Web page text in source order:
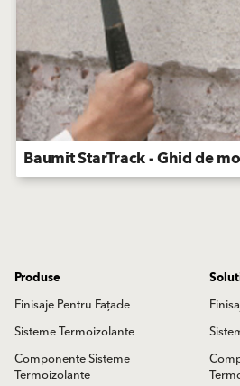
Baumit StarTrack - Ghid de
Produse
Finisaje Pentru Fațade
Sisteme Termoizolante
Componente Sisteme
Termoizolante